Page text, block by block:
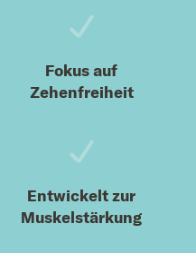
Fokus auf
Zehenfreiheit
Entwickelt zur
Muskelstärkung